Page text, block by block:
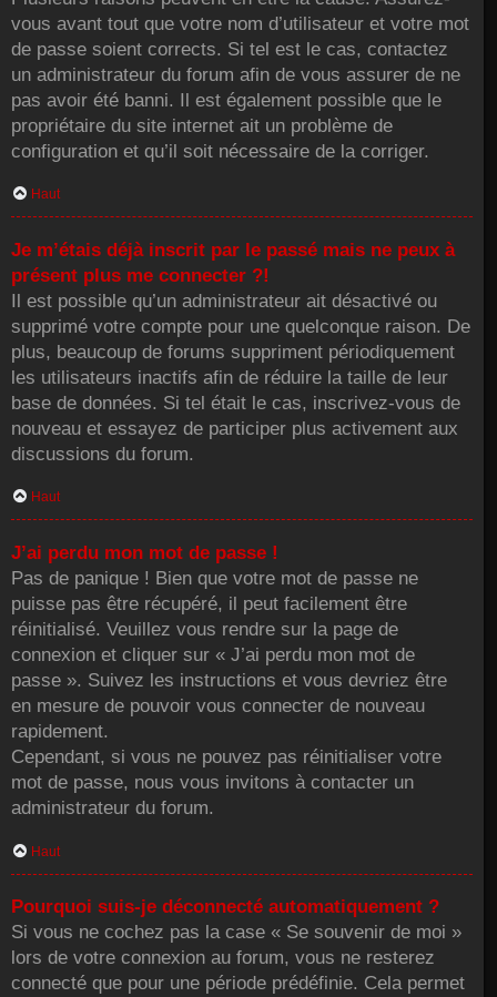
vous avant tout que votre nom d’utilisateur et votre mot
de passe soient corrects. Si tel est le cas, contactez
un administrateur du forum afin de vous assurer de ne
pas avoir été banni. Il est également possible que le
propriétaire du site internet ait un problème de
configuration et qu’il soit nécessaire de la corriger.
Haut
Je m’étais déjà inscrit par le passé mais ne peux à
présent plus me connecter ?!
Il est possible qu’un administrateur ait désactivé ou
supprimé votre compte pour une quelconque raison. De
plus, beaucoup de forums suppriment périodiquement
les utilisateurs inactifs afin de réduire la taille de leur
base de données. Si tel était le cas, inscrivez-vous de
nouveau et essayez de participer plus activement aux
discussions du forum.
Haut
J’ai perdu mon mot de passe !
Pas de panique ! Bien que votre mot de passe ne
puisse pas être récupéré, il peut facilement être
réinitialisé. Veuillez vous rendre sur la page de
connexion et cliquer sur « J’ai perdu mon mot de
passe ». Suivez les instructions et vous devriez être
en mesure de pouvoir vous connecter de nouveau
rapidement.
Cependant, si vous ne pouvez pas réinitialiser votre
mot de passe, nous vous invitons à contacter un
administrateur du forum.
Haut
Pourquoi suis-je déconnecté automatiquement ?
Si vous ne cochez pas la case « Se souvenir de moi »
lors de votre connexion au forum, vous ne resterez
connecté que pour une période prédéfinie. Cela permet